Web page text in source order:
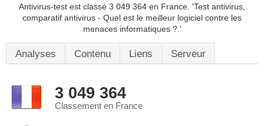
Antivirus-test est classé 3 049 364 en France. 'Test antivirus,
comparatif antivirus - Quel est le meilleur logiciel contre les
menaces informatiques ?.'
Analyses Contenu Liens Serveur
3 049 364
Classement en France